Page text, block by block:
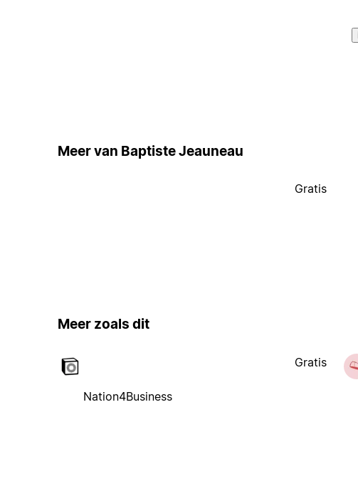
Meer van Baptiste Jeauneau
Gratis
Meer zoals dit
Nation4Business
Gratis